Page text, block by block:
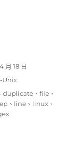
月 18 日
Unix
duplicate 、file 、
、 line 、 linux 、